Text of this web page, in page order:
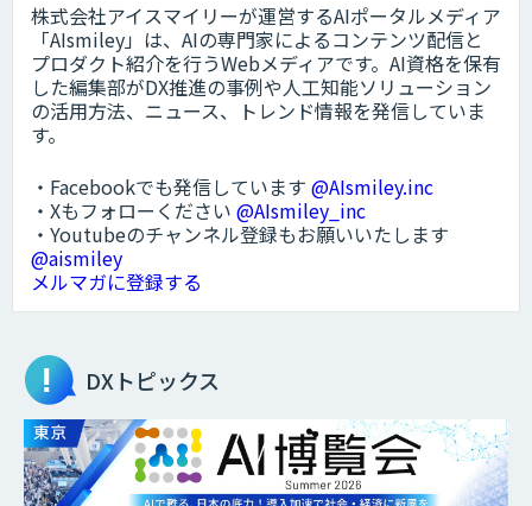
株式会社アイスマイリーが運営するAIポータルメディア
「AIsmiley」は、AIの専門家によるコンテンツ配信と
プロダクト紹介を行うWebメディアです。AI資格を保有
した編集部がDX推進の事例や人工知能ソリューション
の活用方法、ニュース、トレンド情報を発信していま
す。
・Facebookでも発信しています @AIsmiley.inc
・Xもフォローください @AIsmiley_inc
・Youtubeのチャンネル登録もお願いいたします
@aismiley
メルマガに登録する
DXトピックス